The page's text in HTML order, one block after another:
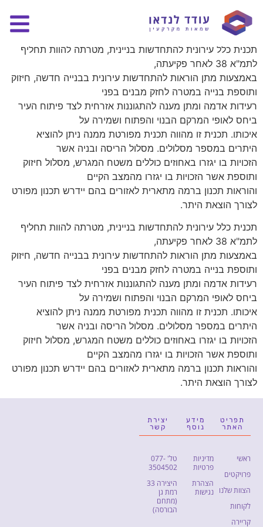
תכנית מקומית – חיפה
תכנית כלל עירונית להתחדשות בניינית, מטרתה להוות תחליף
לתמ"א 38 לאחר פקיעתה,
באמצעות מתן הוראות להתחדשות עירונית בבנייה חדשה, חיזוק
ותוספת בנייה במטרה לחזק מבנים בפני
רעידות אדמה ומתן מענה להתגוננות אזרחית לצד פיתוח העיר
ביחס לאופי המרקם הבנוי והפתוח ושמירה על
איכותו. תכנית זו מהווה תכנית מפורטת ממנה ניתן להוציא
היתרים במספר מסלולים. מסלול הריסה ובניה אשר
הזכויות בו יגזרו באחוזים כוללים משטח המגרש, מסלול חיזוק
ותוספת אשר הזכויות בו יגזרו מהמצב הקיים
והוראות תכנון ברמה מתארית לאזורים בהם יידרש תכנון מפורט
לצורך הוצאת היתר.
תכנית כלל עירונית להתחדשות בניינית, מטרתה להוות תחליף
לתמ"א 38 לאחר פקיעתה,
באמצעות מתן הוראות להתחדשות עירונית בבנייה חדשה, חיזוק
ותוספת בנייה במטרה לחזק מבנים בפני
רעידות אדמה ומתן מענה להתגוננות אזרחית לצד פיתוח העיר
ביחס לאופי המרקם הבנוי והפתוח ושמירה על
איכותו. תכנית זו מהווה תכנית מפורטת ממנה ניתן להוציא
היתרים במספר מסלולים. מסלול הריסה ובניה אשר
הזכויות בו יגזרו באחוזים כוללים משטח המגרש, מסלול חיזוק
ותוספת אשר הזכויות בו יגזרו מהמצב הקיים
והוראות תכנון ברמה מתארית לאזורים בהם יידרש תכנון מפורט
לצורך הוצאת היתר.
תפריט
האתר
ראשי
פרויקטים
הצוות שלנו
לקוחות
קריירה
מידע
נוסף
מדיניות
פרטיות
הצהרת
נגישות
יצירת
קשר
טל' 077-
3504502
היצירה 33
רמת גן
(מתחם
הבורסה)